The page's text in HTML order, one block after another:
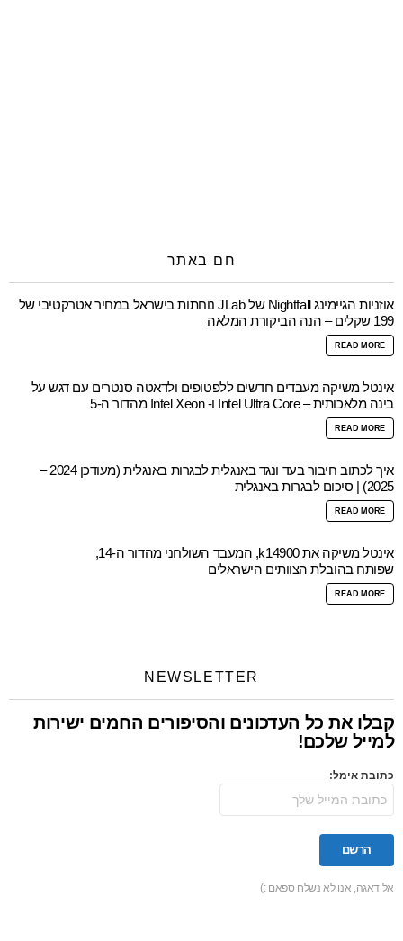
חם באתר
אוזניות הגיימינג Nightfall של JLab נוחתות בישראל במחיר אטרקטיבי של
199 שקלים – הנה הביקורת המלאה
READ MORE
אינטל משיקה מעבדים חדשים ללפטופים ולדאטה סנטרים עם דגש על
בינה מלאכותית – Intel Ultra Core ו- Intel Xeon מהדור ה-5
READ MORE
איך לכתוב חיבור בעד ונגד באנגלית לבגרות באנגלית (מעודכן 2024 –
2025) | סיכום לבגרות באנגלית
READ MORE
אינטל משיקה את k14900, המעבד השולחני מהדור ה-14,
שפותח בהובלת הצוותים הישראלים
READ MORE
NEWSLETTER
קבלו את כל העדכונים והסיפורים החמים ישירות
למייל שלכם!
כתובת אימל:
אל דאגה, אנו לא נשלח ספאם :)